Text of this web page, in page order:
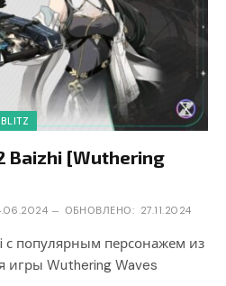
Baizhi [Wuthering
ОБНОВЛЕНО: 27.11.2024
с популярным персонажем из
игры Wuthering Waves